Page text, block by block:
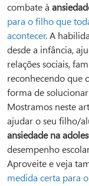
combate à
para o filho que
acontecer. A
desde a infância,
relações sociais,
reconhecendo que
forma de
Mostramos neste
ajudar o seu filho/
ansiedade na
desempenho
Aproveite e veja
medida certa para